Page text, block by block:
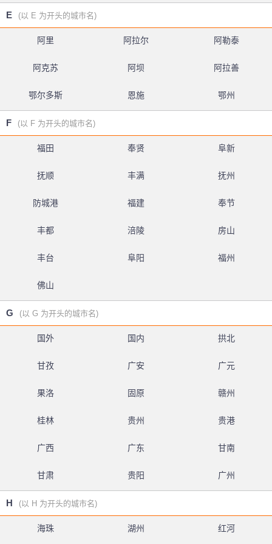
E (以 E 为开头的城市名)
阿里 阿拉尔 阿勒泰
阿克苏 阿坝 阿拉善
鄂尔多斯 恩施 鄂州
F (以 F 为开头的城市名)
福田 奉贤 阜新
抚顺 丰满 抚州
防城港 福建 奉节
丰都 涪陵 房山
丰台 阜阳 福州
佛山
G (以 G 为开头的城市名)
国外 国内 拱北
甘孜 广安 广元
果洛 固原 赣州
桂林 贵州 贵港
广西 广东 甘南
甘肃 贵阳 广州
H (以 H 为开头的城市名)
海珠 湖州 红河